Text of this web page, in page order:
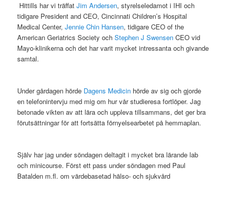
Hittills har vi träffatJim Andersen, styrelseledamot i IHI och
tidigare President and CEO, Cincinnati Children’s Hospital
Medical Center,Jennie Chin Hansen, tidigare CEO of the
American Geriatrics Society ochStephen J Swensen CEO vid
Mayo-klinikerna och det har varit mycket intressanta och givande
samtal.
Under gårdagen hörde Dagens Medicin hörde av sig och gjorde
en telefonintervju med mig om hur vår studieresa fortlöper. Jag
betonade vikten av att lära och uppleva tillsammans, det ger bra
förutsättningar för att fortsätta förnyelsearbetet på hemmaplan.
Själv har jag under söndagen deltagit i mycket bra lärande lab
och minicourse. Först ett pass under söndagen med Paul
Batalden m.fl. om värdebasetad hälso- och sjukvård